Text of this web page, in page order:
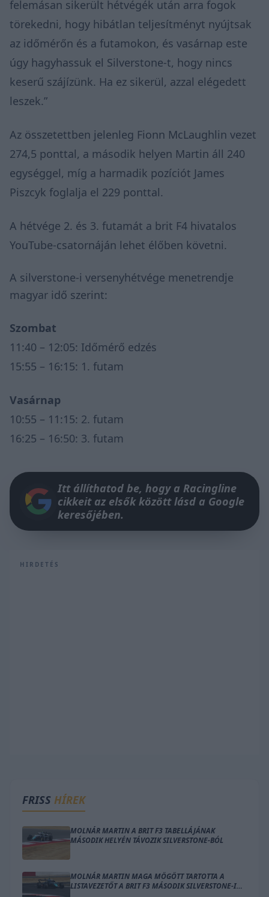
felemásan sikerült hétvégék után arra fogok
törekedni, hogy hibátlan teljesítményt nyújtsak
az időmérőn és a futamokon, és vasárnap este
úgy hagyhassuk el Silverstone-t, hogy nincs
keserű szájízünk. Ha ez sikerül, azzal elégedett
leszek.”
Az összetettben jelenleg Fionn McLaughlin vezet
274,5 ponttal, a második helyen Martin áll 240
egységgel, míg a harmadik pozíciót James
Piszcyk foglalja el 229 ponttal.
A hétvége 2. és 3. futamát a brit F4 hivatalos
YouTube-csatornáján lehet élőben követni.
A silverstone-i versenyhétvége menetrendje
magyar idő szerint:
Szombat
11:40 – 12:05: Időmérő edzés
15:55 – 16:15: 1. futam
Vasárnap
10:55 – 11:15: 2. futam
16:25 – 16:50: 3. futam
Itt állíthatod be, hogy a Racingline
cikkeit az elsők között lásd a Google
keresőjében.
HIRDETÉS
FRISS HÍREK
MOLNÁR MARTIN A BRIT F3 TABELLÁJÁNAK
MÁSODIK HELYÉN TÁVOZIK SILVERSTONE-BÓL
MOLNÁR MARTIN MAGA MÖGÖTT TARTOTTA A
LISTAVEZETŐT A BRIT F3 MÁSODIK SILVERSTONE-I